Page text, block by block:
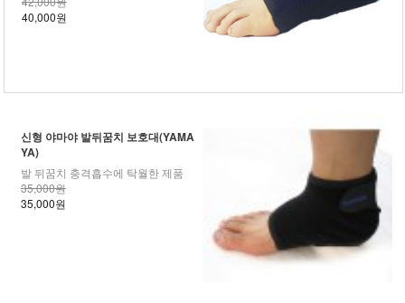
40,000원
신형 야마야 발뒤꿈치 보호대(YAMA
YA)
발 뒤꿈치 충격흡수에 탁월한 제품
35,000원
35,000원